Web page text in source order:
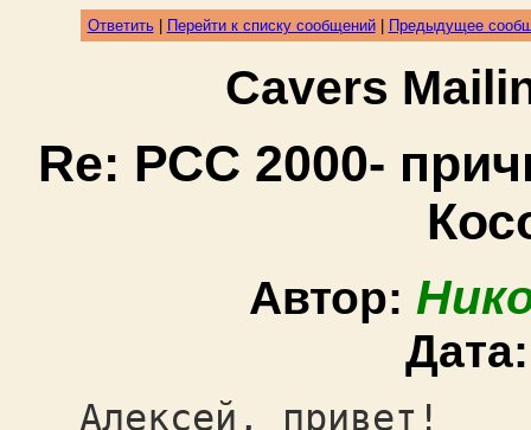
Ответить| Перейти к списку сообщений| Предыдущее
Cavers
Re: РСС 2000-
Автор:
Алексей, привет!